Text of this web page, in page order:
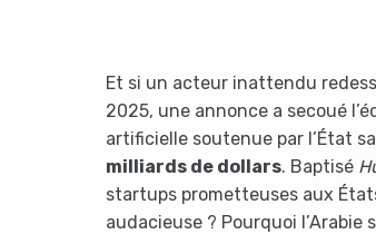
Et si un acteur inattendu
2025, une annonce a secoué
artificielle soutenue par l’État
milliards de dollars. Baptisé
startups prometteuses aux
audacieuse ? Pourquoi